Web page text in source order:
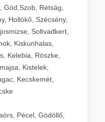
Göd,Szob, Rétság,
Hollókő, Szécsény,
Soltvadkert,
Kiskunhalas,
Kelebia, Röszke,
Kistelek,
Kecskemét,
Pécel, Gödöllő,